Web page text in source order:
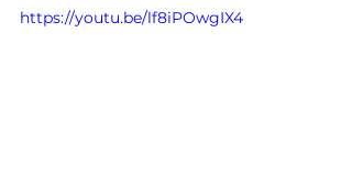
https://youtu.be/lf8iPOwgIX4